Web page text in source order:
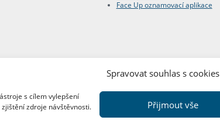
Spravovat souhlas s cookies
s cílem vylepšení
zdroje návštěvnosti.
Přijmout vše
Face Up oznamovací aplikace